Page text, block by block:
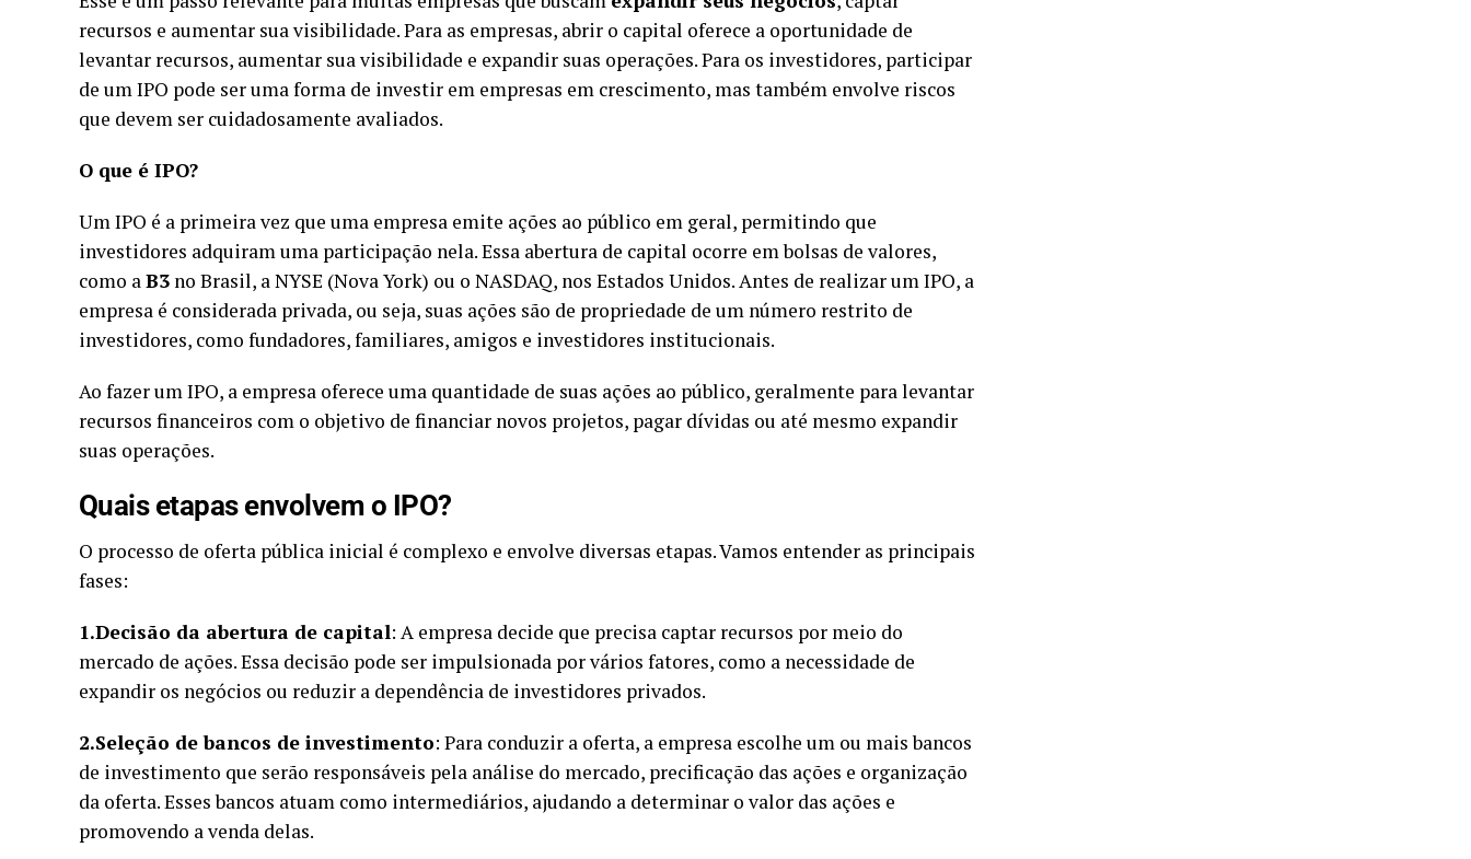
recursos e aumentar sua visibilidade. Para as empresas, abrir o capital oferece a oportunidade de
levantar recursos, aumentar sua visibilidade e expandir suas operações. Para os investidores, participar
de um IPO pode ser uma forma de investir em empresas em crescimento, mas também envolve riscos
que devem ser cuidadosamente avaliados.
O que é IPO?
Um IPO é a primeira vez que uma empresa emite ações ao público em geral, permitindo que
investidores adquiram uma participação nela. Essa abertura de capital ocorre em bolsas de valores,
como aB3 no Brasil, a NYSE (Nova York) ou o NASDAQ, nos Estados Unidos. Antes de realizar um IPO, a
empresa é considerada privada, ou seja, suas ações são de propriedade de um número restrito de
investidores, como fundadores, familiares, amigos e investidores institucionais.
Ao fazer um IPO, a empresa oferece uma quantidade de suas ações ao público, geralmente para levantar
recursos financeiros com o objetivo de financiar novos projetos, pagar dívidas ou até mesmo expandir
suas operações.
Quais etapas envolvem o IPO?
O processo de oferta pública inicial é complexo e envolve diversas etapas. Vamos entender as principais
fases:
1.Decisão da abertura de capital: A empresa decide que precisa captar recursos por meio do
mercado de ações. Essa decisão pode ser impulsionada por vários fatores, como a necessidade de
expandir os negócios ou reduzir a dependência de investidores privados.
2.Seleção de bancos de investimento: Para conduzir a oferta, a empresa escolhe um ou mais bancos
de investimento que serão responsáveis pela análise do mercado, precificação das ações e organização
da oferta. Esses bancos atuam como intermediários, ajudando a determinar o valor das ações e
promovendo a venda delas.